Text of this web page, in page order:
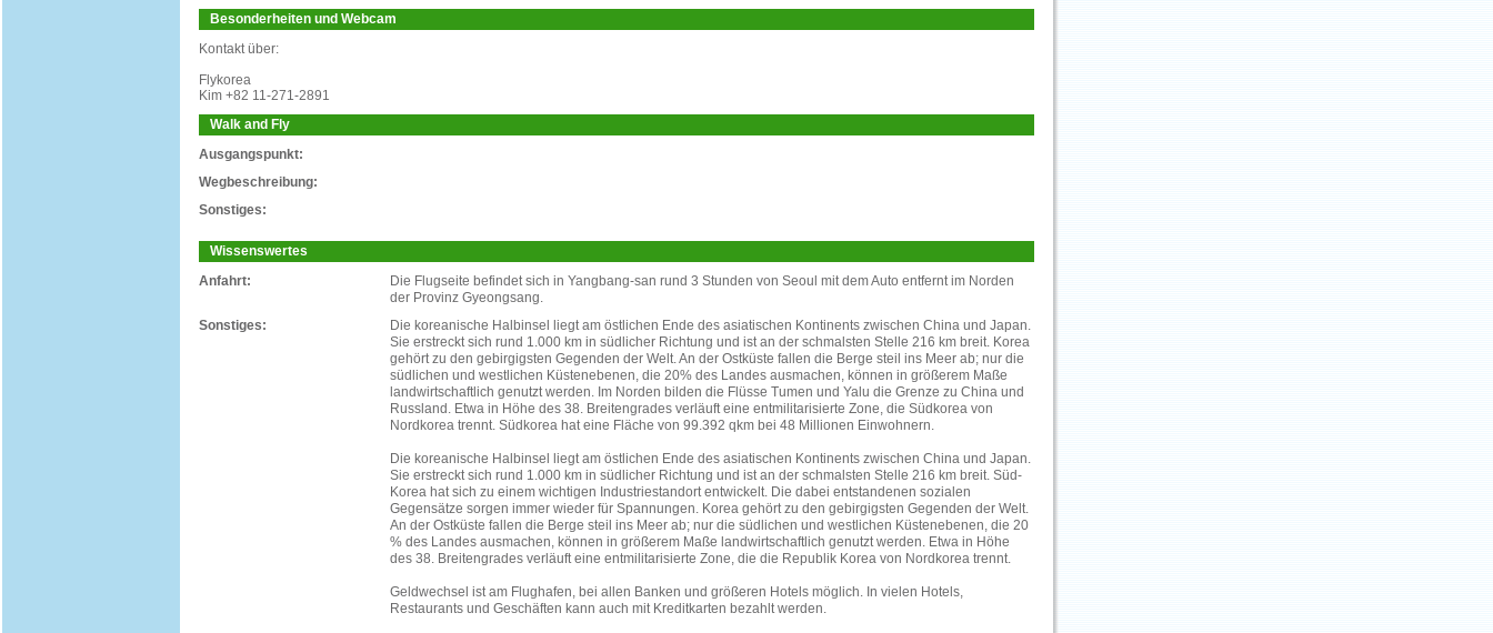
Besonderheiten und Webcam
Kontakt über:
Flykorea
Kim +82 11-271-2891
Walk and Fly
Ausgangspunkt:
Wegbeschreibung:
Sonstiges:
Wissenswertes
Anfahrt:
Die Flugseite befindet sich in Yangbang-san rund 3 Stunden von Seoul mit dem Auto entfernt im Norden
der Provinz Gyeongsang.
Sonstiges:
Die koreanische Halbinsel liegt am östlichen Ende des asiatischen Kontinents zwischen China und Japan.
Sie erstreckt sich rund 1.000 km in südlicher Richtung und ist an der schmalsten Stelle 216 km breit. Korea
gehört zu den gebirgigsten Gegenden der Welt. An der Ostküste fallen die Berge steil ins Meer ab; nur die
südlichen und westlichen Küstenebenen, die 20% des Landes ausmachen, können in größerem Maße
landwirtschaftlich genutzt werden. Im Norden bilden die Flüsse Tumen und Yalu die Grenze zu China und
Russland. Etwa in Höhe des 38. Breitengrades verläuft eine entmilitarisierte Zone, die Südkorea von
Nordkorea trennt. Südkorea hat eine Fläche von 99.392 qkm bei 48 Millionen Einwohnern.
Die koreanische Halbinsel liegt am östlichen Ende des asiatischen Kontinents zwischen China und Japan.
Sie erstreckt sich rund 1.000 km in südlicher Richtung und ist an der schmalsten Stelle 216 km breit. Süd-
Korea hat sich zu einem wichtigen Industriestandort entwickelt. Die dabei entstandenen sozialen
Gegensätze sorgen immer wieder für Spannungen. Korea gehört zu den gebirgigsten Gegenden der Welt.
An der Ostküste fallen die Berge steil ins Meer ab; nur die südlichen und westlichen Küstenebenen, die 20
% des Landes ausmachen, können in größerem Maße landwirtschaftlich genutzt werden. Etwa in Höhe
des 38. Breitengrades verläuft eine entmilitarisierte Zone, die die Republik Korea von Nordkorea trennt.
Geldwechsel ist am Flughafen, bei allen Banken und größeren Hotels möglich. In vielen Hotels,
Restaurants und Geschäften kann auch mit Kreditkarten bezahlt werden.